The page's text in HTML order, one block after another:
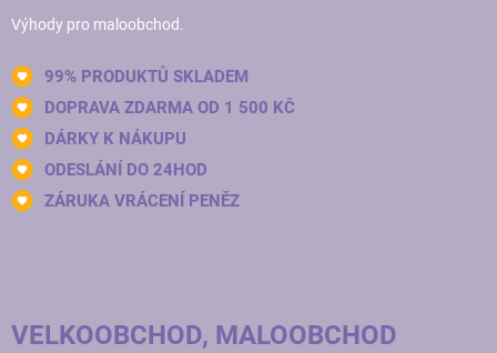
Výhody pro maloobchod.
99% PRODUKTŮ SKLADEM
DOPRAVA ZDARMA OD 1 500 KČ
DÁRKY K NÁKUPU
ODESLÁNÍ DO 24HOD
ZÁRUKA VRÁCENÍ PENĚZ
VELKOOBCHOD, MALOOBCHOD